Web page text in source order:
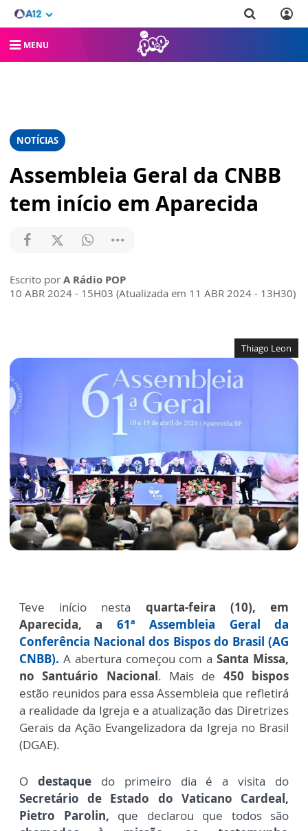
MENU
NOTÍCIAS
Assembleia Geral da CNBB
tem início em Aparecida
Escrito por A Rádio POP
10 ABR 2024 - 15H03 (Atualizada em 11 ABR 2024 - 13H30)
Thiago Leon
Teve início nesta quarta-feira (10), em
Aparecida, a 61ª Assembleia Geral da
Conferência Nacional dos Bispos do Brasil (AG
CNBB). A abertura começou com aSanta Missa,
no Santuário Nacional. Mais de 450 bispos
estão reunidos para essa Assembleia que refletirá
a realidade da Igreja e a atualização das Diretrizes
Gerais da Ação Evangelizadora da Igreja no Brasil
(DGAE).
O destaque do primeiro dia é a visita do
Secretário de Estado do Vaticano Cardeal,
Pietro Parolin, que declarou que todos são